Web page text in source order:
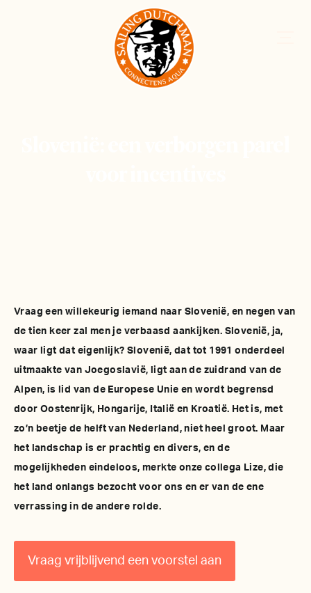
Vraag een willekeurig iemand naar Slovenië, en negen van
de tien keer zal men je verbaasd aankijken. Slovenië, ja,
waar ligt dat eigenlijk? Slovenië, dat tot 1991 onderdeel
uitmaakte van Joegoslavië, ligt aan de zuidrand van de
Alpen, is lid van de Europese Unie en wordt begrensd
door Oostenrijk, Hongarije, Italië en Kroatië. Het is, met
zo’n beetje de helft van Nederland, niet heel groot. Maar
het landschap is er prachtig en divers, en de
mogelijkheden eindeloos, merkte onze collega Lize, die
het land onlangs bezocht voor ons en er van de ene
verrassing in de andere rolde.
Vraag vrijblijvend een voorstel aan